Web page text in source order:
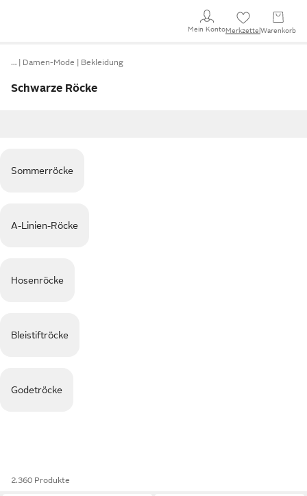
Mein KontoMerkzettel Warenkorb
… Damen-Mode Bekleidung
Schwarze Röcke
Sommerröcke
A-Linien-Röcke
Hosenröcke
Bleistiftröcke
Godetröcke
2.360 Produkte